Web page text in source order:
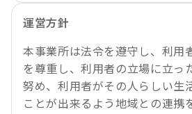
運営方針
本事業所は法令を遵守し、利用
を尊重し、利用者の立場に立っ
努め、利用者がその人らしい生
ことが出来るよう地域との連携